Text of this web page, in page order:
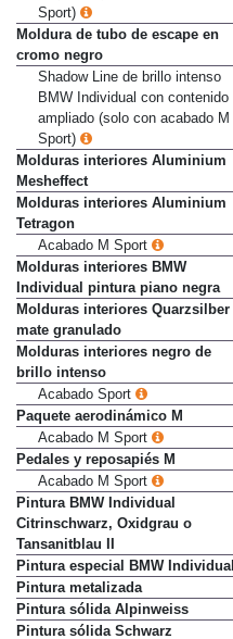
ampliado (solo con acabado M
Sport)
Moldura de tubo de escape en
cromo negro
Shadow Line de brillo intenso
BMW Individual con contenido
ampliado (solo con acabado M
Sport)
Molduras interiores Aluminium
Mesheffect
Molduras interiores Aluminium
Tetragon
Acabado M Sport
Molduras interiores BMW
Individual pintura piano negra
Molduras interiores Quarzsilber
mate granulado
Molduras interiores negro de
brillo intenso
Acabado Sport
Paquete aerodinámico M
Acabado M Sport
Pedales y reposapiés M
Acabado M Sport
Pintura BMW Individual
Citrinschwarz, Oxidgrau o
Tansanitblau II
Pintura especial BMW Individual
Pintura metalizada
Pintura sólida Alpinweiss